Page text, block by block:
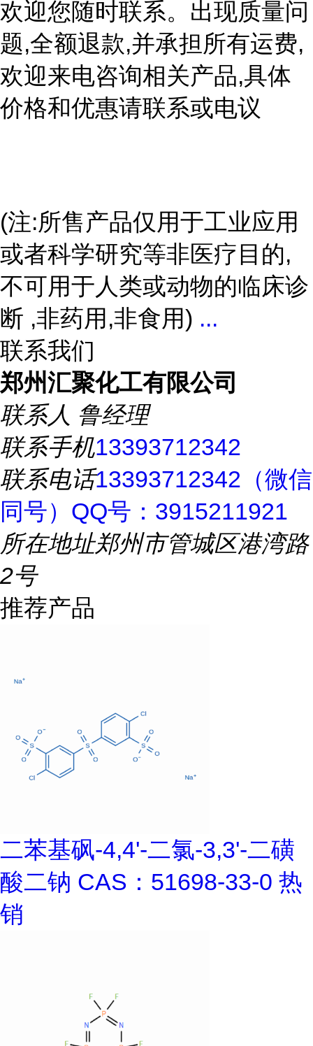
欢迎您随时联系。出现质量问
题,全额退款,并承担所有运费,
欢迎来电咨询相关产品,具体
价格和优惠请联系或电议
(注:所售产品仅用于工业应用
或者科学研究等非医疗目的,
不可用于人类或动物的临床诊
断 ,非药用,非食用) ...
联系我们
郑州汇聚化工有限公司
联系人 鲁经理
联系手机13393712342
联系电话13393712342（微信
同号）QQ号：3915211921
所在地址郑州市管城区港湾路
2号
推荐产品
二苯基砜-4,4'-二氯-3,3'-二磺
酸二钠 CAS：51698-33-0 热
销